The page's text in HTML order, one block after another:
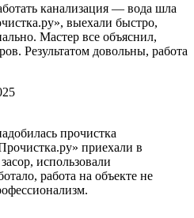
канализация — вода шла
выехали быстро,
Мастер все объяснил,
Результатом довольны, работа
прочистка
приехали в
использовали
работа на объекте не